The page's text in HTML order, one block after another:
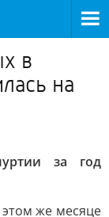
в
на
за год
же месяце